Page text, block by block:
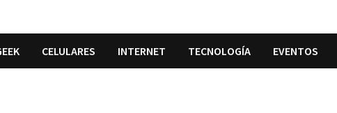
CELULARES INTERNET TECNOLOGÍA EVENTOS